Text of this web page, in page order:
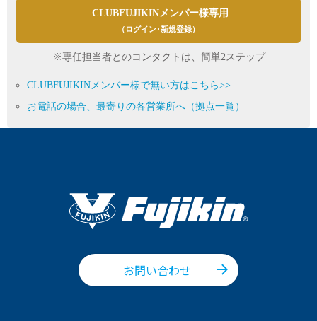
CLUBFUJIKINメンバー様専用
（ログイン･新規登録）
※専任担当者とのコンタクトは、簡単2ステップ
CLUBFUJIKINメンバー様で無い方はこちら>>
お電話の場合、最寄りの各営業所へ（拠点一覧）
お問い合わせ